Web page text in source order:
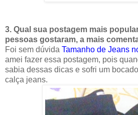
3. Qual sua postagem mais
pessoas gostaram, a mais
Foi sem dúvida Tamanho de Jeans
amei fazer essa postagem, pois
sabia dessas dicas e sofri um
calça jeans.